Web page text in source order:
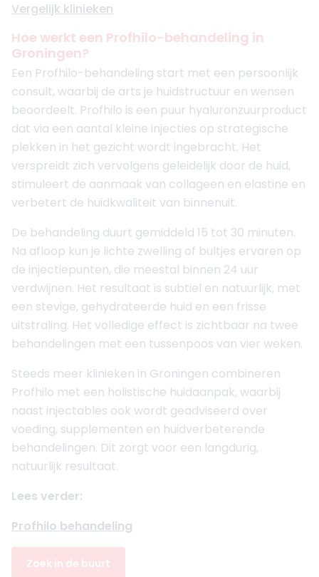
Vergelijk klinieken
Hoe werkt een Profhilo-behandeling in
Groningen?
Een Profhilo-behandeling start met een persoonlijk
consult, waarbij de arts je huidstructuur en wensen
beoordeelt. Profhilo is een puur hyaluronzuurproduct
dat via een aantal kleine injecties op strategische
plekken in het gezicht wordt ingebracht. Het
verspreidt zich vervolgens geleidelijk door de huid,
stimuleert de aanmaak van collageen en elastine en
verbetert de huidkwaliteit van binnenuit.
De behandeling duurt gemiddeld 15 tot 30 minuten.
Na afloop kun je lichte zwelling of bultjes ervaren op
de injectiepunten, die meestal binnen 24 uur
verdwijnen. Het resultaat is subtiel en natuurlijk, met
een stevige, gehydrateerde huid en een frisse
uitstraling. Het volledige effect is zichtbaar na twee
behandelingen met een tussenpoos van vier weken.
Steeds meer klinieken in Groningen combineren
Profhilo met een holistische huidaanpak, waarbij
naast injectables ook wordt geadviseerd over
voeding, supplementen en huidverbeterende
behandelingen. Dit zorgt voor een langdurig,
natuurlijk resultaat.
Lees verder:
Profhilo behandeling
Zoek in de buurt